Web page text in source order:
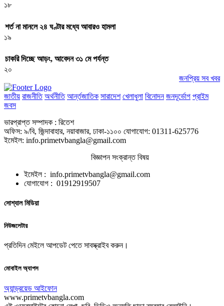
১৮
শর্ত না মানলে ২৪ ঘণ্টার মধ্যে আবারও হামলা
১৯
চাকরি দিচ্ছে আড়ং, আবেদন ৩১ মে পর্যন্ত
২০
জনপ্রিয় সব খবর
জাতীয় রাজনীতি অর্থনীতি আর্ন্তজাতিক সারাদেশ খেলাধুলা বিনোদন জনদূর্ভোগ প্রাইম
জবস
ভারপ্রাপ্ত সম্পাদক : রিতেশ
অফিস: ৯/বি, জিন্দাবাহার, নয়াবাজার, ঢাকা-১১০০ যোগাযোগ: 01311-625776
ইমেইল: info.primetvbangla@gmail.com
বিজ্ঞাপন সংক্রান্ত বিষয়
ইমেইল : info.primetvbangla@gmail.com
যোগাযোগ : 01912919507
সোশ্যাল মিডিয়া
নিউজলেটার
প্রতিদিন মেইলে আপডেট পেতে সাবস্ক্রাইব করুন।
মোবাইল অ্যাপস
অ্যান্ড্রয়েড আইফোন
www.primetvbangla.com